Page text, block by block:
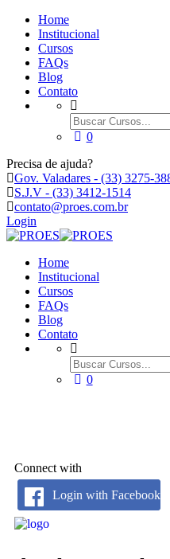
Home
Institucional
Cursos
FAQs
Blog
Contato
0
Precisa de ajuda?
Gov. Valadares - (33) 3275-
S.J.V - (33) 3412-1514
contato@proes.com.br
Login
Home
Institucional
Cursos
FAQs
Blog
Contato
0
Connect with
Login with Facebook